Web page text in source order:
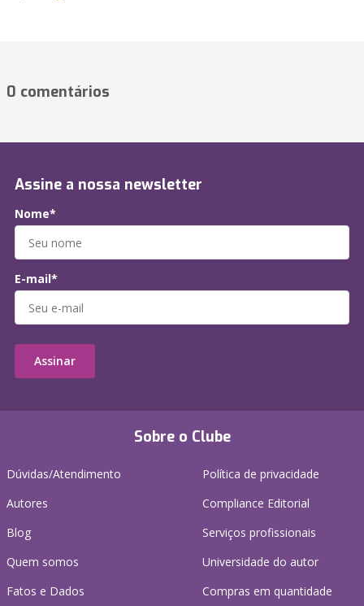
0 comentários
Sobre o Clube
Dúvidas/Atendimento
Autores
Blog
Quem somos
Fatos e Dados
Política de privacidade
Compliance Editorial
Serviços profissionais
Universidade do autor
Compras em quantidade
Assine a nossa newsletter
Nome*
E-mail*
Assinar